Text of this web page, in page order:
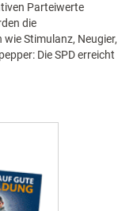
Parteiwerte
die
Stimulanz, Neugier,
Die SPD erreicht